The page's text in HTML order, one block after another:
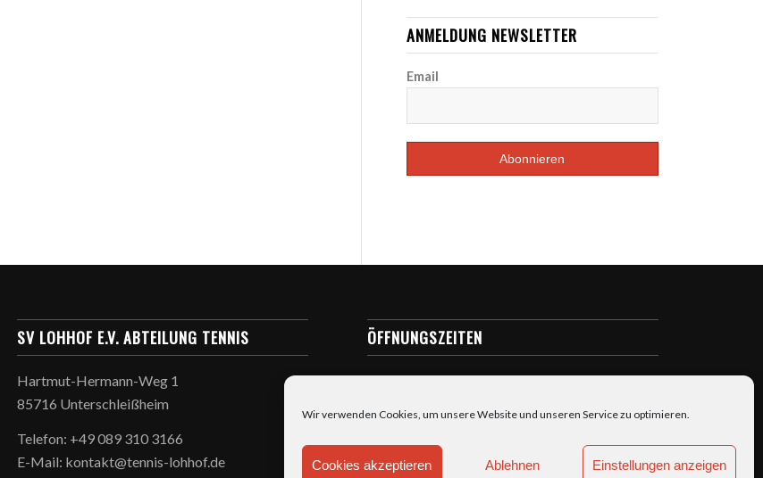
Wir verwenden Cookies, um unsere Website und unseren Service zu optimieren.
Cookies akzeptieren Ablehnen Einstellungen anzeigen
ANMELDUNG NEWSLETTER
Email
SV LOHHOF E.V. ABTEILUNG TENNIS
Hartmut-Hermann-Weg 1
85716 Unterschleißheim
Telefon: +49 089 310 3166
E-Mail: kontakt@tennis-lohhof.de
ÖFFNUNGSZEITEN
täglich: 7:00-23:00